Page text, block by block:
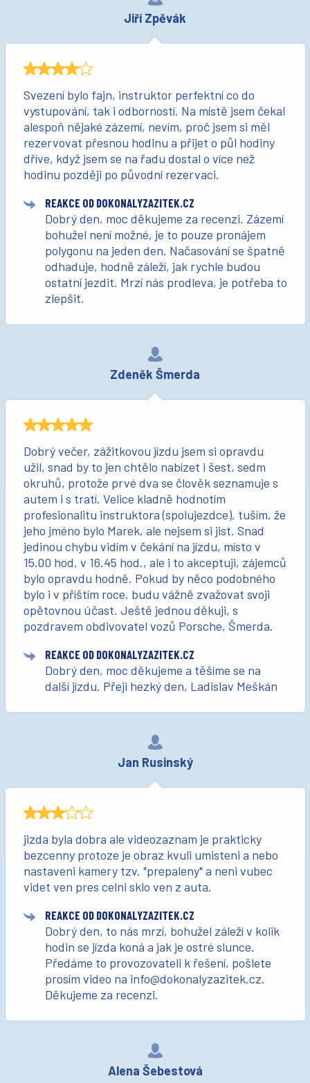
Jiří Zpěvák
Svezení bylo fajn, instruktor perfektní co do
vystupování, tak i odborností. Na místě jsem čekal
alespoň nějaké zázemí, nevím, proč jsem si měl
rezervovat přesnou hodinu a přijet o půl hodiny
dříve, když jsem se na řadu dostal o více než
hodinu později po původní rezervaci.
REAKCE OD DOKONALYZAZITEK.CZ
Dobrý den, moc děkujeme za recenzi. Zázemí
bohužel není možné, je to pouze pronájem
polygonu na jeden den. Načasování se špatně
odhaduje, hodně záleží, jak rychle budou
ostatní jezdit. Mrzí nás prodleva, je potřeba to
zlepšit.
Zdeněk Šmerda
Dobrý večer, zážitkovou jízdu jsem si opravdu
užil, snad by to jen chtělo nabízet i šest, sedm
okruhů, protože prvé dva se člověk seznamuje s
autem i s tratí. Velice kladně hodnotím
profesionalitu instruktora (spolujezdce), tuším, že
jeho jméno bylo Marek, ale nejsem si jist. Snad
jedinou chybu vidím v čekání na jízdu, místo v
15.00 hod. v 16.45 hod., ale i to akceptuji, zájemců
bylo opravdu hodně. Pokud by něco podobného
bylo i v příštím roce, budu vážně zvažovat svoji
opětovnou účast. Ještě jednou děkuji, s
pozdravem obdivovatel vozů Porsche, Šmerda.
REAKCE OD DOKONALYZAZITEK.CZ
Dobrý den, moc děkujeme a těšíme se na
další jízdu. Přeji hezký den, Ladislav Meškán
Jan Rusinský
jizda byla dobra ale videozaznam je prakticky
bezcenny protoze je obraz kvuli umisteni a nebo
nastaveni kamery tzv. "prepaleny" a neni vubec
videt ven pres celni sklo ven z auta.
REAKCE OD DOKONALYZAZITEK.CZ
Dobrý den, to nás mrzí, bohužel záleží v kolik
hodin se jízda koná a jak je ostré slunce.
Předáme to provozovateli k řešení, pošlete
prosím video na info@dokonalyzazitek.cz.
Děkujeme za recenzi.
Alena Šebestová